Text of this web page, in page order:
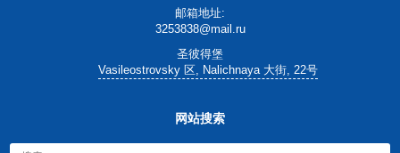
邮箱地址:
3253838@mail.ru
圣彼得堡
Vasileostrovsky 区, Nalichnaya 大街, 22号
网站搜索